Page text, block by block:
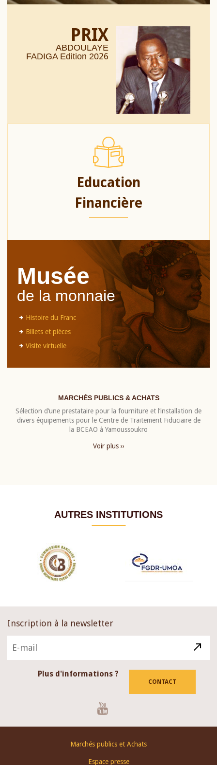
PRIX
ABDOULAYE
FADIGA Edition 2026
Education
Financière
Musée
de la monnaie
Histoire du Franc
Billets et pièces
Visite virtuelle
MARCHÉS PUBLICS & ACHATS
Sélection d’une prestataire pour la fourniture et l’installation de
divers équipements pour le Centre de Traitement Fiduciaire de
la BCEAO à Yamoussoukro
Voir plus ››
AUTRES INSTITUTIONS
Inscription à la newsletter
Plus d'informations ?
CONTACT
Marchés publics et Achats
Espace presse